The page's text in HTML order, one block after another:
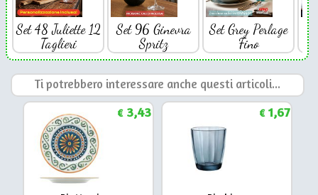
Set 48 Juliette 12
Taglieri
Set 96 Ginevra
Spritz
Set Grey Perlage
Fino
Ti potrebbero interessare anche questi articoli...
€3,43 €1,67